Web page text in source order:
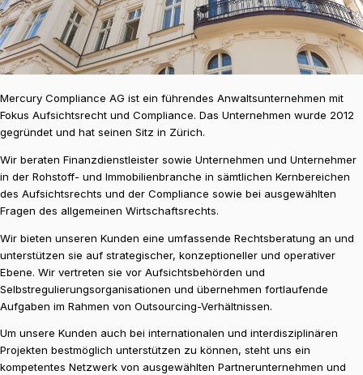
Mercury Compliance AG ist ein führendes Anwaltsunternehmen mit
Fokus Aufsichtsrecht und Compliance. Das Unternehmen wurde 2012
gegründet und hat seinen Sitz in Zürich.
Wir beraten Finanzdienstleister sowie Unternehmen und Unternehmer
in der Rohstoff- und Immobilienbranche in sämtlichen Kernbereichen
des Aufsichtsrechts und der Compliance sowie bei ausgewählten
Fragen des allgemeinen Wirtschaftsrechts.
Wir bieten unseren Kunden eine umfassende Rechtsberatung an und
unterstützen sie auf strategischer, konzeptioneller und operativer
Ebene. Wir vertreten sie vor Aufsichtsbehörden und
Selbstregulierungsorganisationen und übernehmen fortlaufende
Aufgaben im Rahmen von Outsourcing-Verhältnissen.
Um unsere Kunden auch bei internationalen und interdisziplinären
Projekten bestmöglich unterstützen zu können, steht uns ein
kompetentes Netzwerk von ausgewählten Partnerunternehmen und